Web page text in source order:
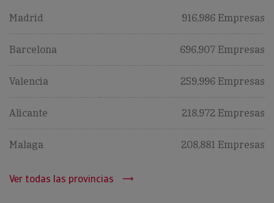
Madrid 916,986 Empresas
Barcelona 696,907 Empresas
Valencia 259,996 Empresas
Alicante 218,972 Empresas
Malaga 208,881 Empresas
Ver todas las provincias